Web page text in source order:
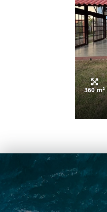
360 m²